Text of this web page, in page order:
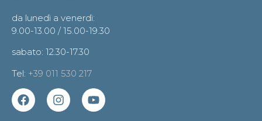
da lunedì a venerdì:
9.00-13.00 / 15.00-19.30
sabato: 12.30-17.30
Tel: +39 011 530 217